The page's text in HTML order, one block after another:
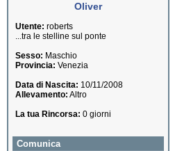
Oliver
Utente: roberts
...tra le stelline sul ponte
Sesso: Maschio
Provincia: Venezia
Data di Nascita: 10/11/2008
Allevamento: Altro
La tua Rincorsa: 0 giorni
Comunica